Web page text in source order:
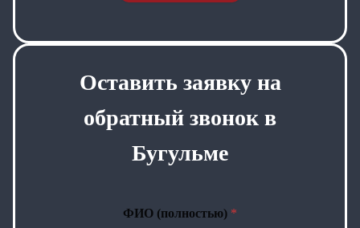
Оставить заявку на
обратный звонок в
Бугульме
ФИО (полностью) *